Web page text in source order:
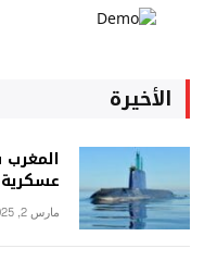
الأخيرة
عسكرية
مارس 2, 2025